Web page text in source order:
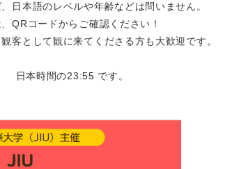
日本語のレベルや年齢などは問いません。
QRコードからご確認ください！
客として観に来てくださる方も大歓迎です。
日本時間の23:55 です。